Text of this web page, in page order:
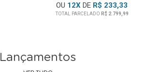
OU 12X DE R$ 233,33
TOTAL PARCELADO R$ 2.799,99
Lançamentos